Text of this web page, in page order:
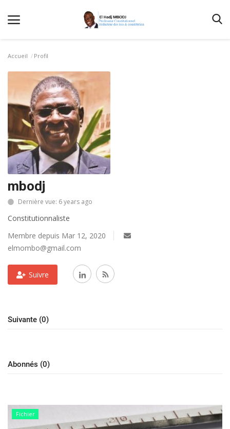
Accueil
Contactez-nous
Qui sommes nous
Galerie
Nos Publications
Media
Terms & Conditions
Register
Accueil Profil
mbodj
Dernière vue: 6 years ago
Constitutionnaliste
Membre depuis Mar 12, 2020
elmombo@gmail.com
Suivre
Suivante (0)
Abonnés (0)
Fichier